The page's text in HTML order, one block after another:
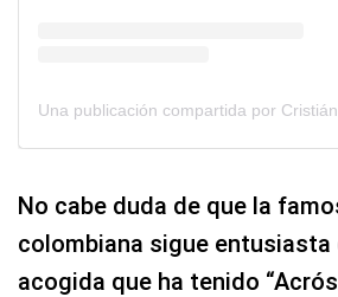
No cabe duda de que la
colombiana sigue entusiasta
acogida que ha tenido